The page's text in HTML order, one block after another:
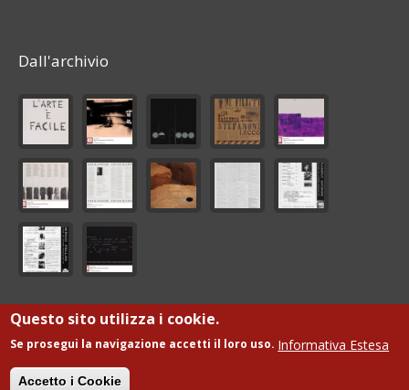
Dall'archivio
© Fondazione Giorgio De Marchis Onlus
Questo sito utilizza i cookie.
Se prosegui la navigazione accetti il loro uso. Informativa Estesa
Accetto i Cookie